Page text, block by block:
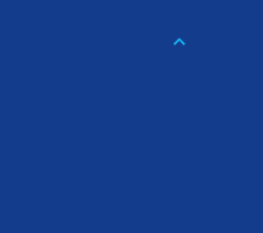
keyboard_arrow_down